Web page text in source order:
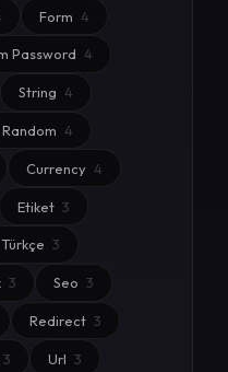
Form 4
Password 4
String 4
Random 4
Currency 4
Etiket 3
Türkçe 3
3 Seo 3
Redirect 3
3 Url 3